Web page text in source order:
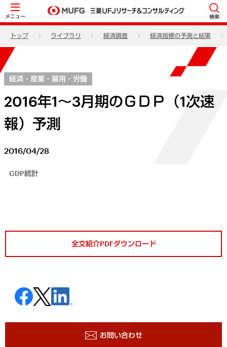
メニュー 検索
トップ ライブラリ 経済調査 経済指標の予測と結果
経済・産業・雇用・労働
2016年1～3月期のＧＤＰ（1次速
報）予測
2016/04/28
GDP統計
全文紹介PDFダウンロード
お問い合わせ